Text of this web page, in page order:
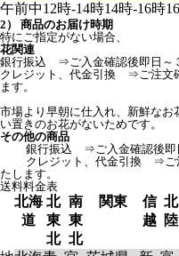
午前中12時-14時14時-16時
2） 商品のお届け時期
特にご指定がない場合、
花関連
銀行振込 ⇒ご入金確認後即日～
クレジット、代金引換 ⇒ご注文
ます。
市場より早朝に仕入れ、新鮮な
い置きのお花がないためです。
その他の商品
銀行振込 ⇒ご入金確認後即日
クレジット、代金引換 ⇒ご注
たします。
送料料金表
北海
道
北
東
北
南
東
北
関東
信
越
北
陸